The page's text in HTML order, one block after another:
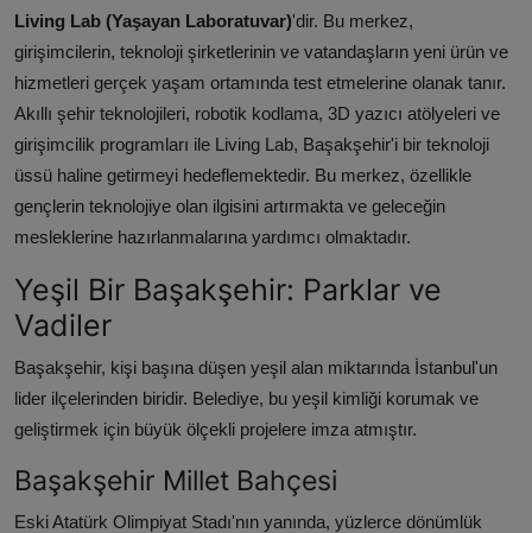
Living Lab (Yaşayan Laboratuvar)'dir. Bu merkez,
girişimcilerin, teknoloji şirketlerinin ve vatandaşların yeni ürün ve
hizmetleri gerçek yaşam ortamında test etmelerine olanak tanır.
Akıllı şehir teknolojileri, robotik kodlama, 3D yazıcı atölyeleri ve
girişimcilik programları ile Living Lab, Başakşehir'i bir teknoloji
üssü haline getirmeyi hedeflemektedir. Bu merkez, özellikle
gençlerin teknolojiye olan ilgisini artırmakta ve geleceğin
mesleklerine hazırlanmalarına yardımcı olmaktadır.
Yeşil Bir Başakşehir: Parklar ve
Vadiler
Başakşehir, kişi başına düşen yeşil alan miktarında İstanbul'un
lider ilçelerinden biridir. Belediye, bu yeşil kimliği korumak ve
geliştirmek için büyük ölçekli projelere imza atmıştır.
Başakşehir Millet Bahçesi
Eski Atatürk Olimpiyat Stadı'nın yanında, yüzlerce dönümlük